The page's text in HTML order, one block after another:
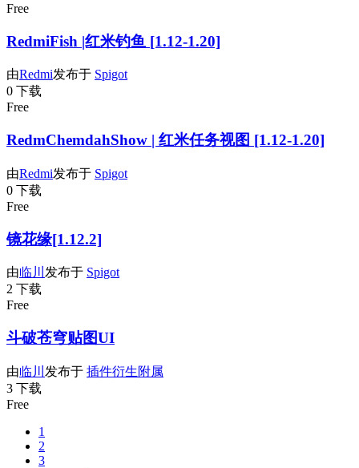
Free
RedmiFish |红米钓鱼 [1.12-1.20]
由Redmi发布于 Spigot
0 下载
Free
RedmChemdahShow | 红米任务视图 [1.12-1.20]
由Redmi发布于 Spigot
0 下载
Free
镜花缘[1.12.2]
由临川 发布于 Spigot
2 下载
Free
斗破苍穹贴图UI
由临川 发布于 插件衍生附属
3 下载
Free
1
2
3